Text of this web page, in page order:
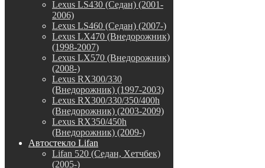
Lexus LS430 (Седан) (2001-
2006)
Lexus LS460 (Седан) (2007-)
Lexus LX470 (Внедорожник)
(1998-2007)
Lexus LX570 (Внедорожник)
(2008-)
Lexus RX300/330
(Внедорожник) (1997-2003)
Lexus RX300/330/350/400h
(Внедорожник) (2003-2009)
Lexus RX350/450h
(Внедорожник) (2009-)
Автостекло Lifan
Lifan 520 (Седан, Хетчбек)
(2005-)